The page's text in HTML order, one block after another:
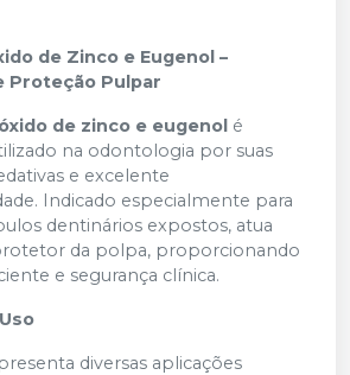
de Zinco e Eugenol –
Proteção Pulpar
de zinco e eugenol é
na odontologia por suas
e excelente
Indicado especialmente para
dentinários expostos, atua
da polpa, proporcionando
e segurança clínica.
diversas aplicações